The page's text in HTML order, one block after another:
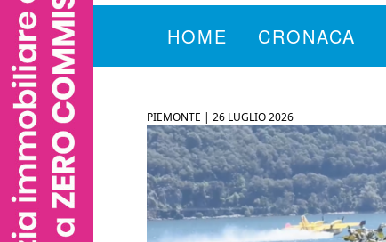
HOME CRONACA
PIEMONTE | 26 LUGLIO 2026